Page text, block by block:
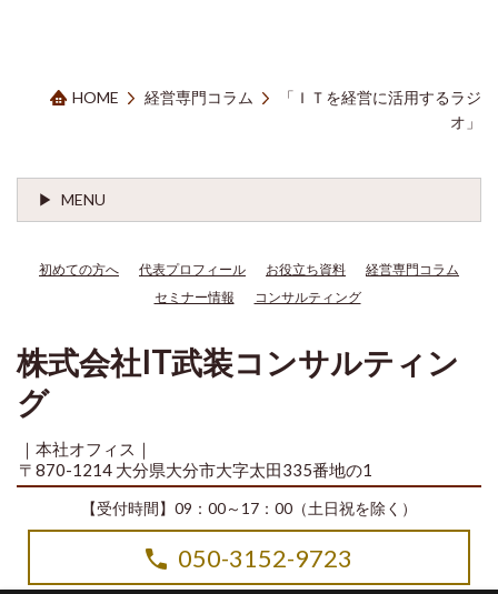
HOME 経営専門コラム
「ＩＴを経営に活用するラジ
オ」
MENU
初めての方へ 代表プロフィール お役立ち資料
経営専門コラム
セミナー情報
コンサルティング
株式会社IT武装コンサルティン
グ
｜本社オフィス｜
〒870-1214 大分県大分市大字太田335番地の1
【受付時間】09：00～17：00（土日祝を除く）
050-3152-9723